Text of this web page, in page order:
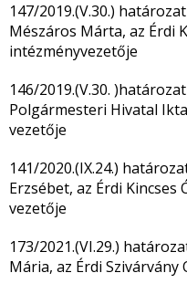
147/2019.(V.30.)
Mészáros Márta, az Érdi
intézményvezetője
146/2019.(V.30.
Polgármesteri Hivatal
vezetője
141/2020.(IX.24.)
Erzsébet, az Érdi Kincses
vezetője
173/2021.(VI.29.)
Mária, az Érdi